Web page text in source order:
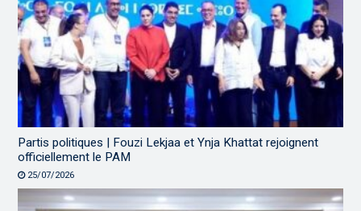
Partis politiques | Fouzi Lekjaa et Ynja Khattat rejoignent
officiellement le PAM
25/07/2026